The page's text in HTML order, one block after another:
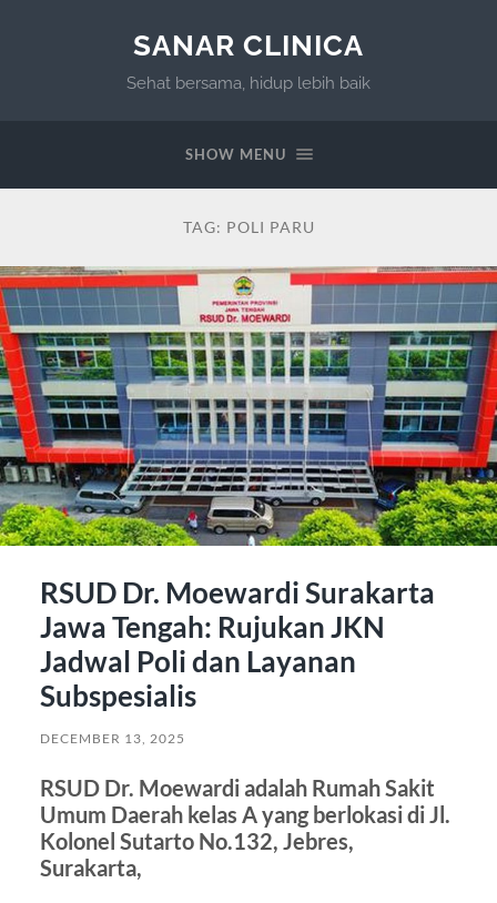
SANAR CLINICA
Sehat bersama, hidup lebih baik
SHOW MENU
TAG: POLI PARU
RSUD Dr. Moewardi Surakarta
Jawa Tengah: Rujukan JKN
Jadwal Poli dan Layanan
Subspesialis
DECEMBER 13, 2025
RSUD Dr. Moewardi adalah Rumah Sakit
Umum Daerah kelas A yang berlokasi di Jl.
Kolonel Sutarto No.132, Jebres,
Surakarta,